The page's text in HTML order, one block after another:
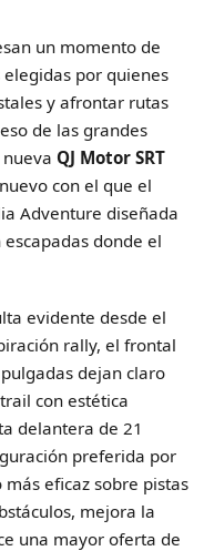
un momento de
por quienes
y afrontar rutas
de las grandes
QJ Motor SRT
con el que el
Adventure diseñada
donde el
evidente desde el
rally, el frontal
dejan claro
con estética
delantera de 21
preferida por
eficaz sobre pistas
mejora la
una mayor oferta de